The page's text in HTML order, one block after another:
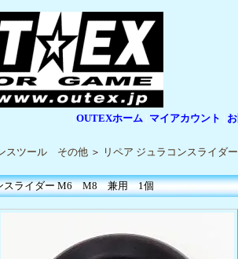
OUTEXホーム マイアカウント
スツール その他 ＞ リペア ジュラコンスライ
スライダー M6 M8 兼用 1個